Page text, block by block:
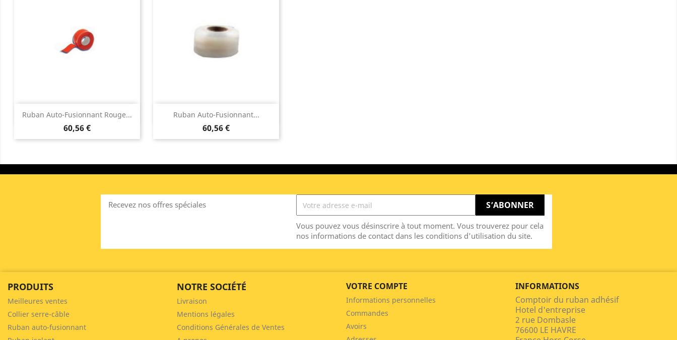
Ruban Auto-Fusionnant Rouge...
60,56 €
Aperçu rapide Ruban Auto-Fusionnant...
60,56 €
Aperçu rapide
Recevez nos offres spéciales
Vous pouvez vous désinscrire à tout moment. Vous trouverez pour cela
nos informations de contact dans les conditions d'utilisation du site.
PRODUITS
Meilleures ventes
Collier serre-câble
Ruban auto-fusionnant
NOTRE SOCIÉTÉ
Livraison
Mentions légales
Conditions Générales de Ventes
VOTRE COMPTE
Informations personnelles
Commandes
Avoirs
INFORMATIONS
Comptoir du ruban adhésif
Hotel d'entreprise
2 rue Dombasle
76600 LE HAVRE